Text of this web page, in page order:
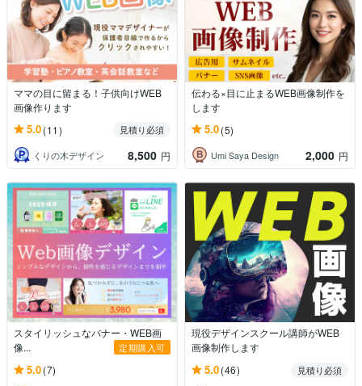
ママの目に留まる！子供向けWEB
画像作ります
5.0(11)
見積り必須
くりの木デザイン
8,500 円
伝わる×目に止まるWEB画像制作を
します
5.0(5)
Umi Saya Design 2,000 円
スタイリッシュなバナー・WEB画
像...
定期購入可
5.0(7)
現役デザインスクール講師がWEB
画像制作します
5.0(46)
見積り必須